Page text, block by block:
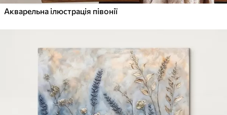
✓Яскраві, насичені кольори
✓Стійкість до вицвітання
✓
Екологічний матеріал
Акварельна ілюстрація півонії